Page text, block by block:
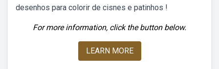
desenhos para colorir de cisnes e patinhos !
For more information, click the button below.
LEARN MORE